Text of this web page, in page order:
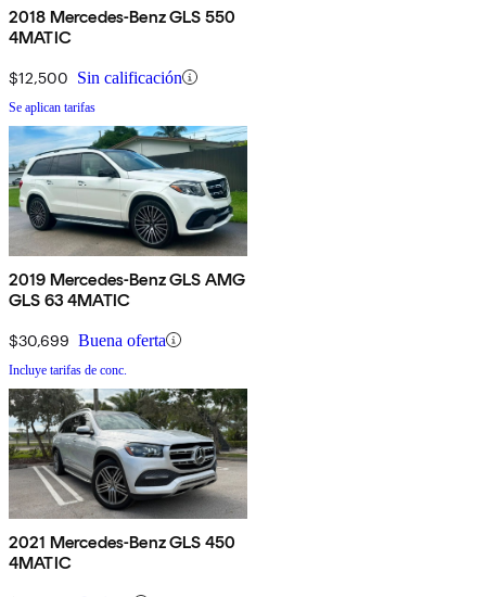
2018 Mercedes-Benz GLS 550
4MATIC
$12,500 Sin calificación
Se aplican tarifas
2019 Mercedes-Benz GLS AMG
GLS 63 4MATIC
$30,699 Buena oferta
Incluye tarifas de conc.
2021 Mercedes-Benz GLS 450
4MATIC